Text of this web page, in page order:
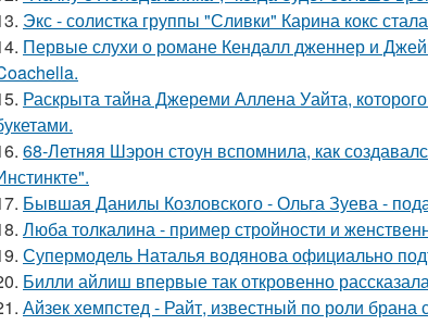
Экс - солистка группы "Сливки" Карина кокс
Первые слухи о романе Кендалл дженнер и
Раскрыта тайна Джереми Аллена Уайта,
68-Летняя Шэрон стоун вспомнила, как
Бывшая Данилы Козловского - Ольга Зуева -
Люба толкалина - пример стройности и
Супермодель Наталья водянова официально
Билли айлиш впервые так откровенно
Айзек хемпстед - Райт, известный по роли